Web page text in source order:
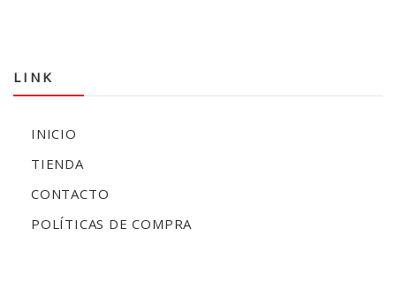
LINK
INICIO
TIENDA
CONTACTO
POLÍTICAS DE COMPRA